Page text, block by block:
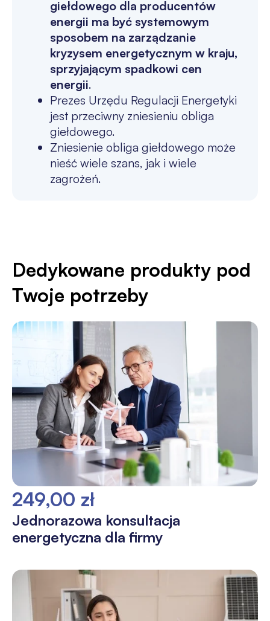
giełdowego dla producentów
energii ma być systemowym
sposobem na zarządzanie
kryzysem energetycznym w kraju,
sprzyjającym spadkowi cen
energii.
Prezes Urzędu Regulacji Energetyki
jest przeciwny zniesieniu obliga
giełdowego.
Zniesienie obliga giełdowego może
nieść wiele szans, jak i wiele
zagrożeń.
Dedykowane produkty pod
Twoje potrzeby
249,00 zł
Jednorazowa konsultacja
energetyczna dla firmy